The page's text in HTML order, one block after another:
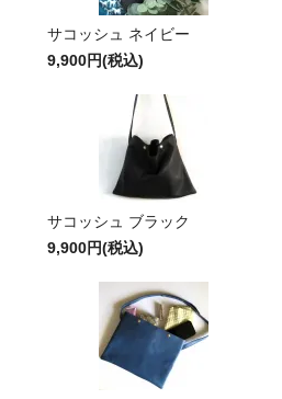
サコッシュ ネイビー
9,900円(税込)
サコッシュ ブラック
9,900円(税込)